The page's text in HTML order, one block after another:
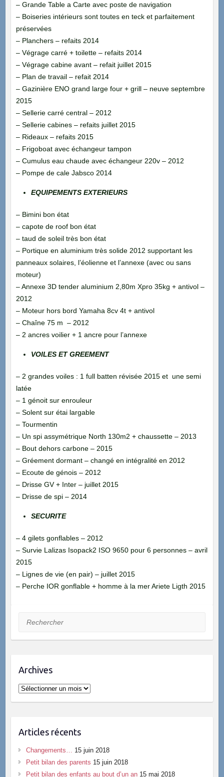
– Grande Table a Carte avec poste de navigation
– Boiseries intérieurs sont toutes en teck et parfaitement
préservées
– Planchers – refaits 2014
– Végrage carré + toilette – refaits 2014
– Végrage cabine avant – refait juillet 2015
– Plan de travail – refait 2014
– Gazinière ENO grand large four + grill – neuve septembre
2015
– Sellerie carré central – 2012
– Sellerie cabines – refaits juillet 2015
– Rideaux – refaits 2015
– Frigoboat avec échangeur tampon
– Cumulus eau chaude avec échangeur 220v – 2012
– Pompe de cale Jabsco 2014
EQUIPEMENTS EXTERIEURS
– Bimini bon état
– capote de roof bon état
– taud de soleil très bon état
– Portique en aluminium très solide 2012 supportant les
panneaux solaires, l’éolienne et l’annexe (avec ou sans
moteur)
– Annexe 3D tender aluminium 2,80m Xpro 35kg + antivol –
2012
– Moteur hors bord Yamaha 8cv 4t + antivol
– Chaîne 75 m – 2012
– 2 ancres voilier + 1 ancre pour l’annexe
VOILES ET GREEMENT
– 2 grandes voiles : 1 full batten révisée 2015 et une semi
latée
– 1 génoit sur enrouleur
– Solent sur étai largable
– Tourmentin
– Un spi assymétrique North 130m2 + chaussette – 2013
– Bout dehors carbone – 2015
– Gréement dormant – changé en intégralité en 2012
– Ecoute de génois – 2012
– Drisse GV + Inter – juillet 2015
– Drisse de spi – 2014
SECURITE
– 4 gilets gonflables – 2012
– Survie Lalizas Isopack2 ISO 9650 pour 6 personnes – avril
2015
– Lignes de vie (en pair) – juillet 2015
– Perche IOR gonflable + homme à la mer Ariete Ligth 2015
Rechercher
Archives
Archives
Articles récents
Changements… 15 juin 2018
Petit bilan des parents 15 juin 2018
Petit bilan des enfants au bout d’un an 15 mai 2018